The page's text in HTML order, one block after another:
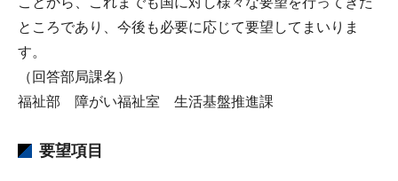
ところであり、今後も必要に応じて要望してまいりま
す。
（回答部局課名）
福祉部 障がい福祉室 生活基盤推進課
要望項目